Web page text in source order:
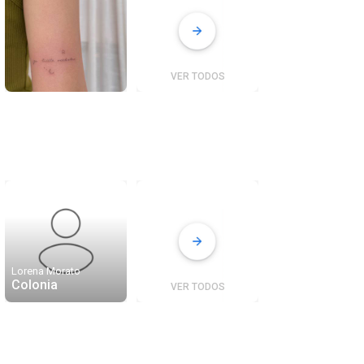
VER TODOS
Lorena Morato
Colonia VER TODOS